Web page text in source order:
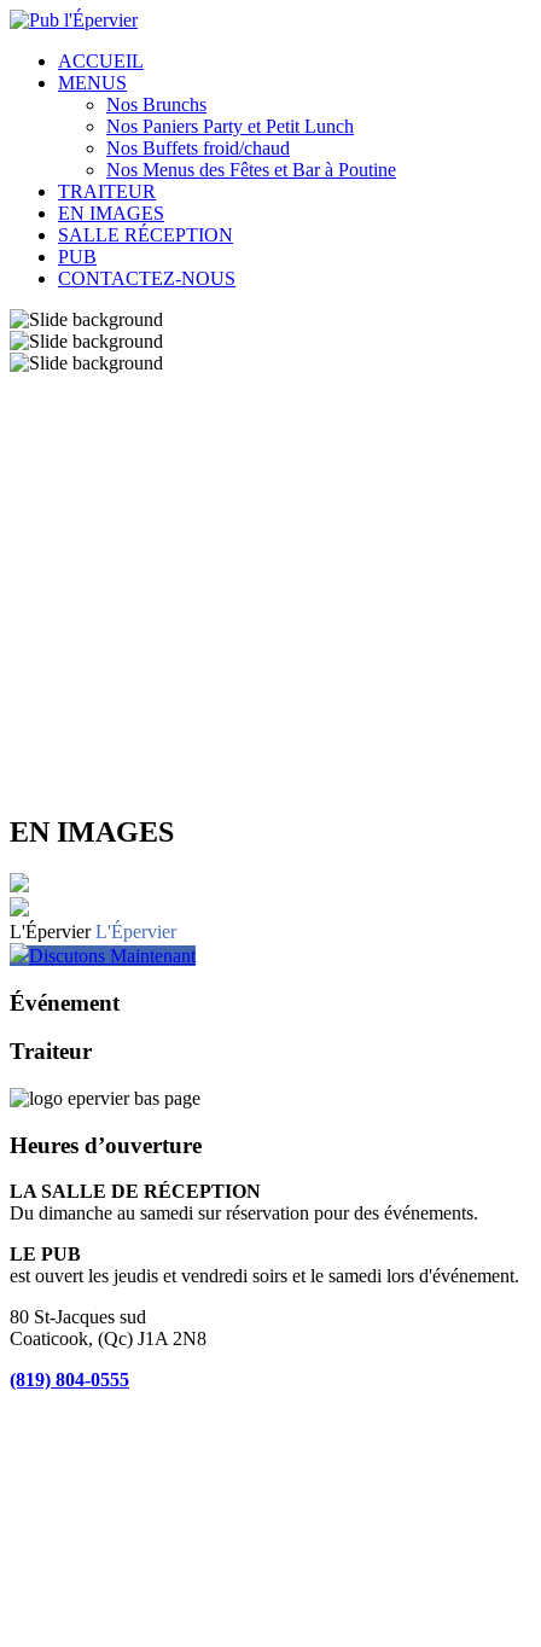
ACCUEIL
MENUS
Nos Brunchs
Nos Paniers Party et Petit Lunch
Nos Buffets froid/chaud
Nos Menus des Fêtes et Bar à Poutine
TRAITEUR
EN IMAGES
SALLE RÉCEPTION
PUB
CONTACTEZ-NOUS
EN IMAGES
L'Épervier L'Épervier
Discutons Maintenant
Événement
Traiteur
Heures d’ouverture
LA SALLE DE RÉCEPTION
Du dimanche au samedi sur réservation pour des événements.
LE PUB
est ouvert les jeudis et vendredi soirs et le samedi lors d'événement.
80 St-Jacques sud
Coaticook, (Qc) J1A 2N8
(819) 804-0555